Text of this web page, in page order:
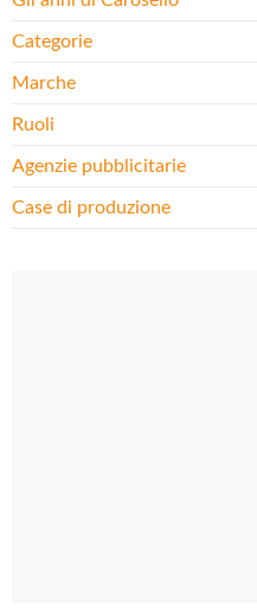
Categorie
Marche
Ruoli
Agenzie pubblicitarie
Case di produzione